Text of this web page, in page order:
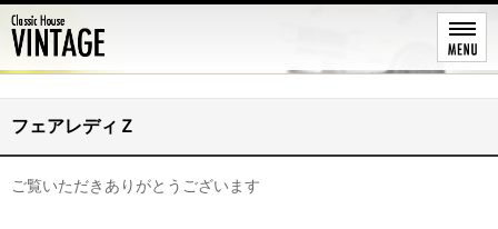
レストア
フェアレディＺ
ご覧いただきありがとうございます